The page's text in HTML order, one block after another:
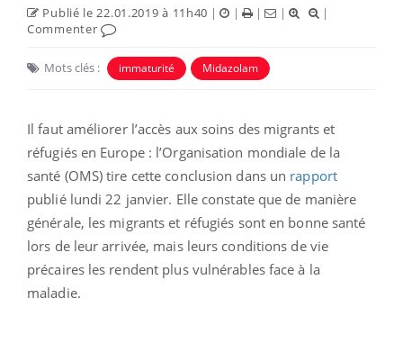
Publié le 22.01.2019 à 11h40 | | | |
|
Commenter
Mots clés : immaturité Midazolam
Il faut améliorer l’accès aux soins des migrants et
réfugiés en Europe : l’Organisation mondiale de la
santé (OMS) tire cette conclusion dans un rapport
publié lundi 22 janvier. Elle constate que de manière
générale, les migrants et réfugiés sont en bonne santé
lors de leur arrivée, mais leurs conditions de vie
précaires les rendent plus vulnérables face à la
maladie.